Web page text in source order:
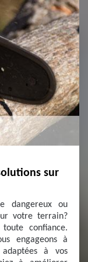
sur
dangereux ou
votre terrain?
confiance.
engageons à
à vos